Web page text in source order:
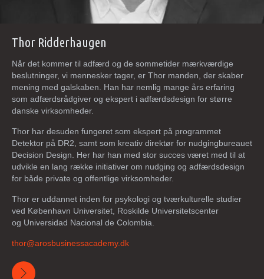
Thor Ridderhaugen
Når det kommer til adfærd og de sommetider mærkværdige
beslutninger, vi mennesker tager, er Thor manden, der skaber
mening med galskaben. Han har nemlig mange års erfaring
som adfærdsrådgiver og ekspert i adfærdsdesign for større
danske virksomheder.
Thor har desuden fungeret som ekspert på programmet
Detektor på DR2, samt som kreativ direktør for nudgingbureauet
Decision Design. Her har han med stor succes været med til at
udvikle en lang række initiativer om nudging og adfærdsdesign
for både private og offentlige virksomheder.
Thor er uddannet inden for psykologi og tværkulturelle studier
ved København Universitet, Roskilde Universitetscenter
og Universidad Nacional de Colombia.
thor@arosbusinessacademy.dk